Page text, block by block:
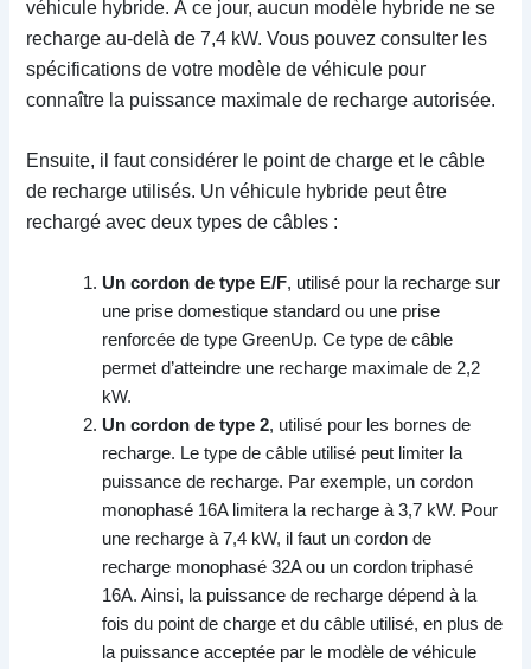
véhicule hybride. À ce jour, aucun modèle hybride ne se
recharge au-delà de 7,4 kW. Vous pouvez consulter les
spécifications de votre modèle de véhicule pour
connaître la puissance maximale de recharge autorisée.
Ensuite, il faut considérer le point de charge et le câble
de recharge utilisés. Un véhicule hybride peut être
rechargé avec deux types de câbles :
Un cordon de type E/F, utilisé pour la recharge sur
une prise domestique standard ou une prise
renforcée de type GreenUp. Ce type de câble
permet d’atteindre une recharge maximale de 2,2
kW.
Un cordon de type 2, utilisé pour les bornes de
recharge. Le type de câble utilisé peut limiter la
puissance de recharge. Par exemple, un cordon
monophasé 16A limitera la recharge à 3,7 kW. Pour
une recharge à 7,4 kW, il faut un cordon de
recharge monophasé 32A ou un cordon triphasé
16A. Ainsi, la puissance de recharge dépend à la
fois du point de charge et du câble utilisé, en plus de
la puissance acceptée par le modèle de véhicule